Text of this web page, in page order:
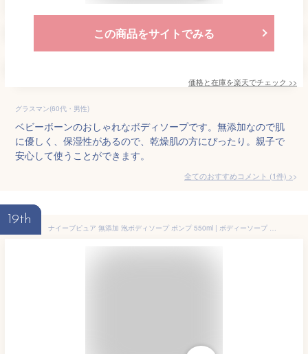
この商品をサイトでみる
価格と在庫を楽天でチェック >>
グラスマン(60代・男性)
ベビーボーンのおしゃれなボディソープです。無添加なので肌
に優しく、保湿性があるので、乾燥肌の方にぴったり。親子で
安心して使うことができます。
全てのおすすめコメント (1件) >
19th
ナイーブピュア 無添加 泡ボディソープ ポンプ 550ml | ボディーソープ ボディウォッシュ 石鹸 石けん せっけん 赤ちゃん 子供 キッズ ベビー ソープ